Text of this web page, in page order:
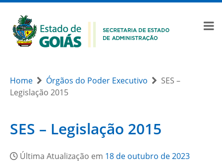
Home Órgãos do Poder Executivo
SES –
Legislação 2015
SES – Legislação 2015
Última Atualização em 18 de outubro de 2023